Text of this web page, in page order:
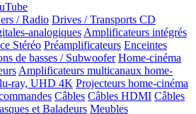
/ Radio Drives / Transports CD
analogiques Amplificateurs intégrés
Stéréo Préamplificateurs Enceintes
de basses / Subwoofer Home-cinéma
Amplificateurs multicanaux home-
ray, UHD 4K Projecteurs home-cinéma
Câbles Câbles HDMI Câbles
et Baladeurs Meubles